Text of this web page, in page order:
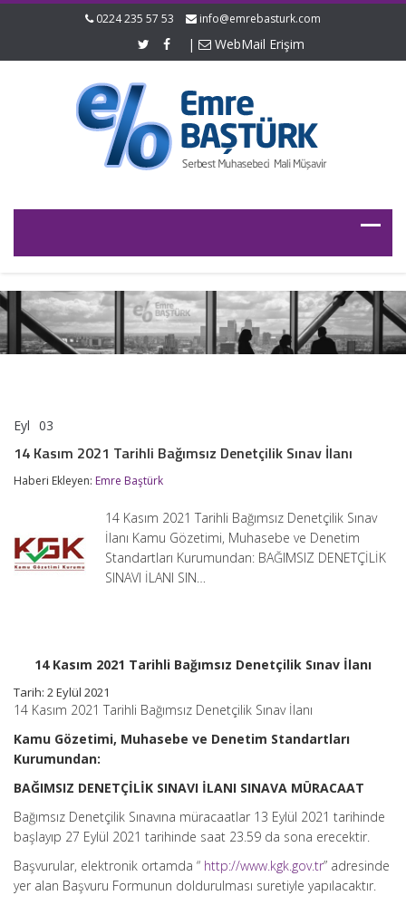
0224 235 57 53 info@emrebasturk.com
| WebMail Erişim
Eyl 03
2021
Bağımsız
için
14 Kasım 2021 Tarihli Bağımsız Denetçilik Sınav İlanı
Haberi Ekleyen: Emre Baştürk
14 Kasım 2021 Tarihli Bağımsız Denetçilik Sınav
İlanı Kamu Gözetimi, Muhasebe ve Denetim
Standartları Kurumundan: BAĞIMSIZ DENETÇİLİK
SINAVI İLANI SIN…
14 Kasım 2021 Tarihli Bağımsız Denetçilik Sınav İlanı
Tarih: 2 Eylül 2021
14 Kasım 2021 Tarihli Bağımsız Denetçilik Sınav İlanı
Kamu Gözetimi, Muhasebe ve Denetim Standartları
Kurumundan:
BAĞIMSIZ DENETÇİLİK SINAVI İLANI SINAVA MÜRACAAT
Bağımsız Denetçilik Sınavına müracaatlar 13 Eylül 2021 tarihinde
başlayıp 27 Eylül 2021 tarihinde saat 23.59 da sona erecektir.
Başvurular, elektronik ortamda “ http://www.kgk.gov.tr” adresinde
yer alan Başvuru Formunun doldurulması suretiyle yapılacaktır.